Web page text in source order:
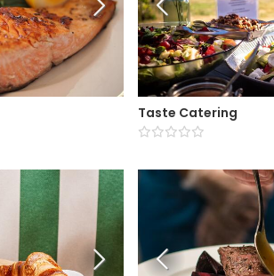
Taste Catering